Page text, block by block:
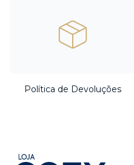
Política de Devoluções